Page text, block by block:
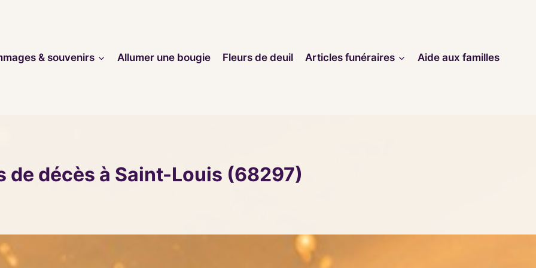
& souvenirs
Allumer une bougie Fleurs de deuil Articles funéraires Aide aux familles
de décès à Saint-Louis (68297)